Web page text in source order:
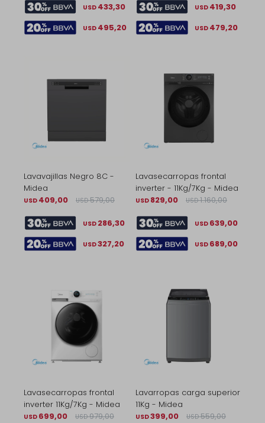
USD 433,30
USD 495,20
USD 419,30
USD 479,20
Lavavajillas Negro 8C -
Midea
USD 409,00 USD 579,00
USD 286,30
USD327,20
Lavasecarropas frontal
inverter - 11Kg/7Kg - Midea
USD 829,00 USD 1.160,00
USD 639,00
USD 689,00
Lavasecarropas frontal
inverter 11Kg/7Kg - Midea
USD 699,00 USD 979,00
Lavarropas carga superior
11Kg - Midea
USD399,00 USD 559,00